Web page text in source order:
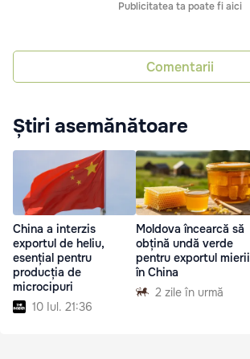
Publicitatea ta poate fi aici
Comentarii
Știri asemănătoare
China a interzis
exportul de heliu,
esențial pentru
producția de
microcipuri
10 Iul. 21:36
Moldova încearcă să
obțină undă verde
pentru exportul mierii
în China
2 zile în urmă